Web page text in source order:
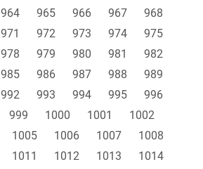
964 965 966 967
968
971 972 973 974
975
978 979 980 981
982
985 986 987 988
989
992 993 994 995
996
999 1000 1001
1002
1005 1006 1007
1008
1011 1012 1013
1014